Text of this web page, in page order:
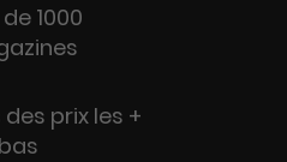
1000
prix les +
bas